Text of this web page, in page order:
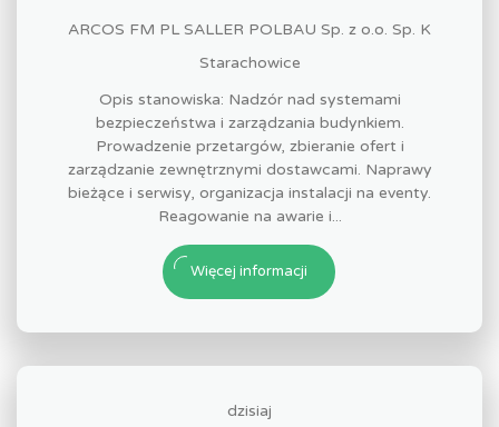
ARCOS FM PL SALLER POLBAU Sp. z o.o. Sp. K
Starachowice
Opis stanowiska: Nadzór nad systemami
bezpieczeństwa i zarządzania budynkiem.
Prowadzenie przetargów, zbieranie ofert i
zarządzanie zewnętrznymi dostawcami. Naprawy
bieżące i serwisy, organizacja instalacji na eventy.
Reagowanie na awarie i...
Więcej informacji
dzisiaj